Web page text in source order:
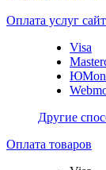
Оплата услуг
Visa
Другие
Оплата товаров